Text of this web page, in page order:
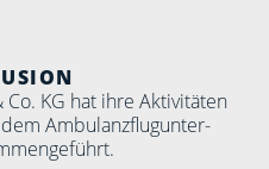
KG hat ihre Akti­vitäten
Ambulanz­flug­unter­